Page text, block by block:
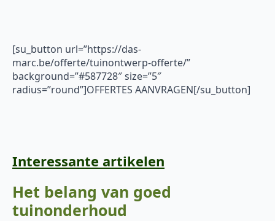
[su_button url=”https://das-
marc.be/offerte/tuinontwerp-offerte/”
background=”#587728″ size=”5″
radius=”round”]OFFERTES AANVRAGEN[/su_button]
Interessante artikelen
Het belang van goed
tuinonderhoud